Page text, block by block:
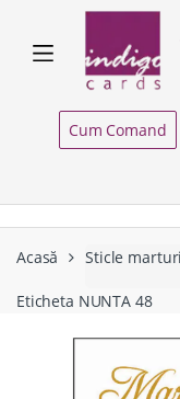
navigation
content
Cum Comand
Acasă Sticle
Eticheta NUNTA 48